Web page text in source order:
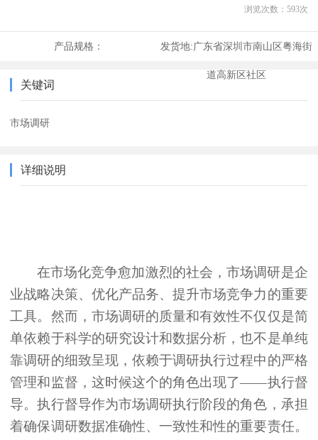
浏览次数： 593次
产品规格： 发货地:广东省深圳市南山区粤海街
道高新区社区
关键词
市场调研
详细说明
在市场化竞争愈加激烈的社会，市场调研是企
业战略决策、优化产品务、提升市场竞争力的重要
工具。然而，市场调研的质量和有效性不仅仅是简
单依赖于科学的研究设计和数据分析，也不是单纯
靠调研的细致呈现，依赖于调研执行过程中的严格
管理和监督，这时候这个的角色出现了——执行督
导。执行督导作为市场调研执行阶段的角色，承担
着确保调研数据准确性、一致性和性的重要责任。